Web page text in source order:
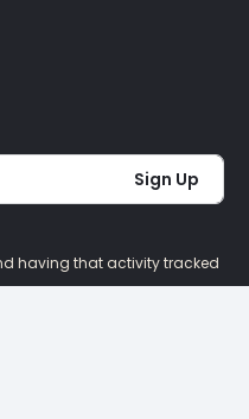
Sign Up
having that activity tracked